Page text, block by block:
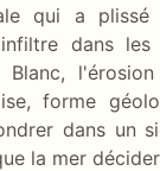
qui a
dans les
forme
dans un
la mer